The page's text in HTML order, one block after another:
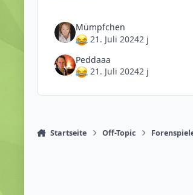
Mümpfchen
21. Juli 20242 j
Peddaaa
21. Juli 20242 j
Startseite Off-Topic